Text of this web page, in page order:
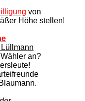
von
Höhe stellen!
an?